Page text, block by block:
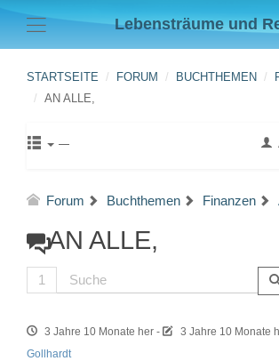
Lebensträume und
STARTSEITE FORUM BUCHTHEMEN
AN ALLE,
Forum Buchthemen Finanzen
AN ALLE,
1
3 Jahre 10 Monate her - 3 Jahre 10 Monate
Gollhardt